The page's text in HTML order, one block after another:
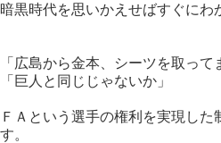
暗黒時代を思いかえせばすぐにわ
「広島から金本、シーツを取って
「巨人と同じじゃないか」
ＦＡという選手の権利を実現し
す。